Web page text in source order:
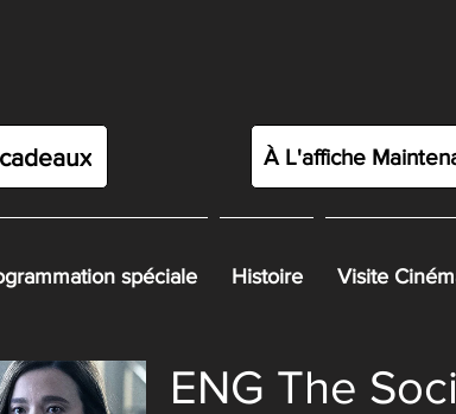
À L'affiche
spéciale Histoire Visite
ENG The